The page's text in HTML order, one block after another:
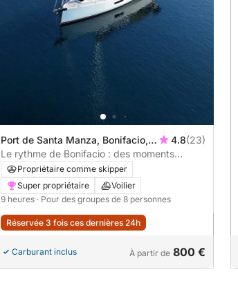
Port de Santa Manza, Bonifacio,
France
4.8(23)
Le rythme de Bonifacio : des moments
inoubliables sur un voilier
Propriétaire comme skipper
Super propriétaire
Voilier
9 heures · Pour des groupes de 8 personnes
Réservée 3 fois ces dernières 24h
Carburant inclus À partir de 800 €